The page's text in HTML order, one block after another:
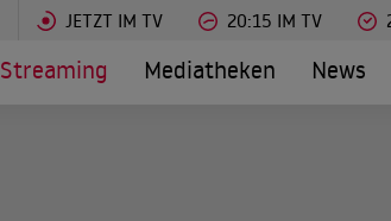
JETZT IM TV 20:15 IM TV
Streaming Mediatheken News